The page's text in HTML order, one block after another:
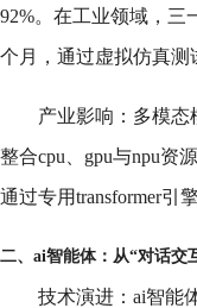
92%。在工业领域，三
个月，通过虚拟仿真测
产业影响：多模
整合cpu、gpu与npu资
通过专用transformer引
二、ai智能体：从“对话交
技术演进：ai智能